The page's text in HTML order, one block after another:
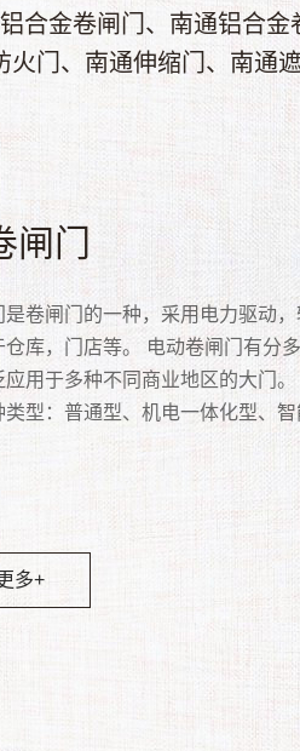
合金卷闸门、南通铝合金
门、南通伸缩门、南通
帘门
又称快速卷帘门，高速卷帘门具有
防风、防尘、隔音、防火、防异
能，并广泛用于食品、化学、纺
冷冻、物流、仓储等多种场所，
流及洁净场所，并且节省能源，
高作业效率，创造更佳的作业环境
多关节活动的门片串联在一起，在
上方卷轴为中心转动上下的门。
运用于店铺。 卷帘门同墙一样起
它由帘板、座板、导轨、支座、
卷门机、限位器、门楣、手动速
开关和保险装置等多个部分组成，
闸门
是卷闸门的一种，采用电力驱动，
仓库，门店等。 电动卷闸门有分
应用于多种不同商业地区的大门
类型：普通型、机电一体化型、
多+
卷闸门
作为材质的卷闸门！卷闸门就是那
成，形成柔性的门板。然后可以
，卷在顶部箱子内的闸门。主要
地方。...
业的常用设施，适用于商业门面等
有遥控、电动、手动几种。其中
都可统称为自动车库门。手动车
要区别是没有电机。 自动车库门
门与卷帘车库门。尤其是门洞较
门体的地方起到方便、快捷开启作
多+
是众多卷闸门品种中的一种，用聚
）制造，具透明、防盗、抗雨、隔
闸门的设计选用要点新明窗铝框
,保安性能超高,材料上乘,不会锈蚀
,可设计成通风和透视的双重效果
及手动等三种操作模式,更可配上
用,单道门体最大安装尺寸可达
高,铝闸片的颜色可依装修效果更换
抗风钩卷门、抗风卷帘门，是多家
而开发研制的新一代产品。主要
区、内陆风沙地区专门设计的高
板采用高强度镀锌板一次性冷轧
，结构坚固，导轨内有抗风钩，
不脱离导轨，具有抗台风、防撬、
音、防寒、保温、防晒、防风沙等
渔网门主要还是为了安全性，阻
店面或家里。在药房或者零件柜
学：从抛光不锈钢到深青铜的
助于视觉美感。 · 设计灵活性
寸，操作和偏好。 · 早期安装
之前和开放之前安装。结构管状部
装在导向装置和支架上，直接安装
在上方安装托梁。 · 节省空间
用内部空间，不用时，可以将其存
凑线圈中。 · 低成本：坚固的
网型门
门的优势:1、优美大方线条型门框
优雅。2、厚勾边、厚掩边、嵌入
位防撬，坚实无比。3、双钩侧锁
险。4、加强型卡入式下不锈钢沉
方位防撬多功能防盗锁，安全保
条，防震隔音。7、下坎和锁盒均
性.8、具有耐老化，抗腐蚀等优点
通花门
闸门也称不锈钢通花门，主要采用
钢管、导轨与不锈吊片组装而成
具有很好的透视效果和通风效果
和防盗作用，外观实用大方，使
多商家及门窗用户所青睐，成为
的风景线。广泛应用于：银行、商